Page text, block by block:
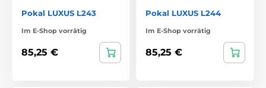
Pokal LUXUS L243
Im E-Shop vorrätig
85,25 €
Pokal LUXUS L244
Im E-Shop vorrätig
85,25 €